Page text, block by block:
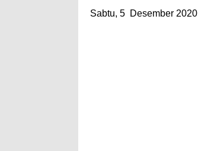
Sabtu, 5 Desember 2020